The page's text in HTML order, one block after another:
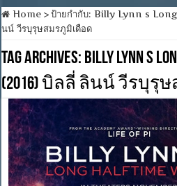
Home > ป้ายกำกับ:Billy Lynn s
นน์ วีรบุรุษสมรภูมิเดือด
Tag Archives: Billy Lynn s
(2016) บิลลี่ ลินน์ วีรบุรุ